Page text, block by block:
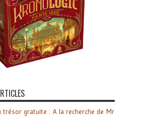
trésor gratuite : A la recherche de Mr